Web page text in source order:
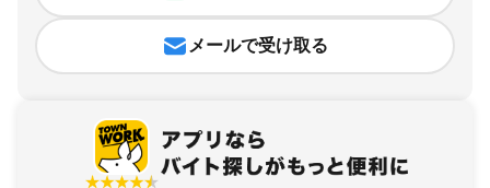
メールで受け取る